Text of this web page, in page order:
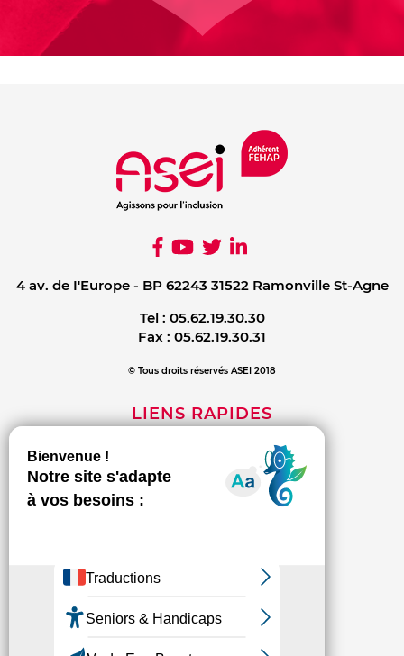
4 av. de I'Europe - BP 62243 31522 Ramonville St-Agne
Tel : 05.62.19.30.30
Fax : 05.62.19.30.31
© Tous droits réservés ASEI 2018
LIENS RAPIDES
Politique de confidentialité
L'association
Les établissements et services
Espace presse